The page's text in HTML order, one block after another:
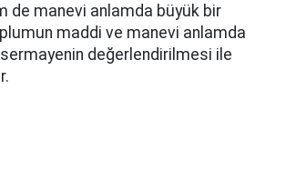
de manevi anlamda büyük bir
maddi ve manevi anlamda
değerlendirilmesi ile